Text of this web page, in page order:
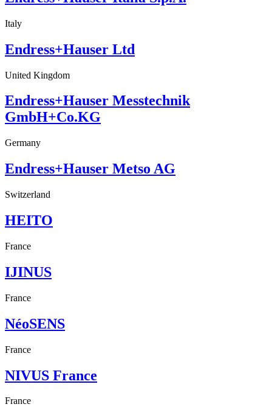
Italy
Endress+Hauser Ltd
United Kingdom
Endress+Hauser Messtechnik
GmbH+Co.KG
Germany
Endress+Hauser Metso AG
Switzerland
HEITO
France
IJINUS
France
NéoSENS
France
NIVUS France
France